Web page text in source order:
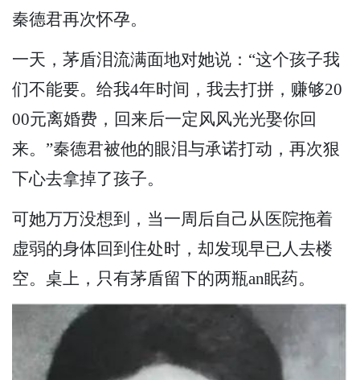
秦德君再次怀孕。
一天，茅盾泪流满面地对她说：“这个孩子我
们不能要。给我4年时间，我去打拼，赚够20
00元离婚费，回来后一定风风光光娶你回
来。”秦德君被他的眼泪与承诺打动，再次狠
下心去拿掉了孩子。
可她万万没想到，当一周后自己从医院拖着
虚弱的身体回到住处时，却发现早已人去楼
空。桌上，只有茅盾留下的两瓶an眠药。